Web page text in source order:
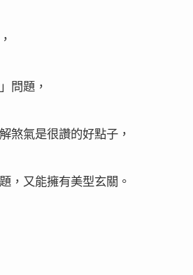
問題，
煞氣是很讚的好點子，
，又能擁有美型玄關。